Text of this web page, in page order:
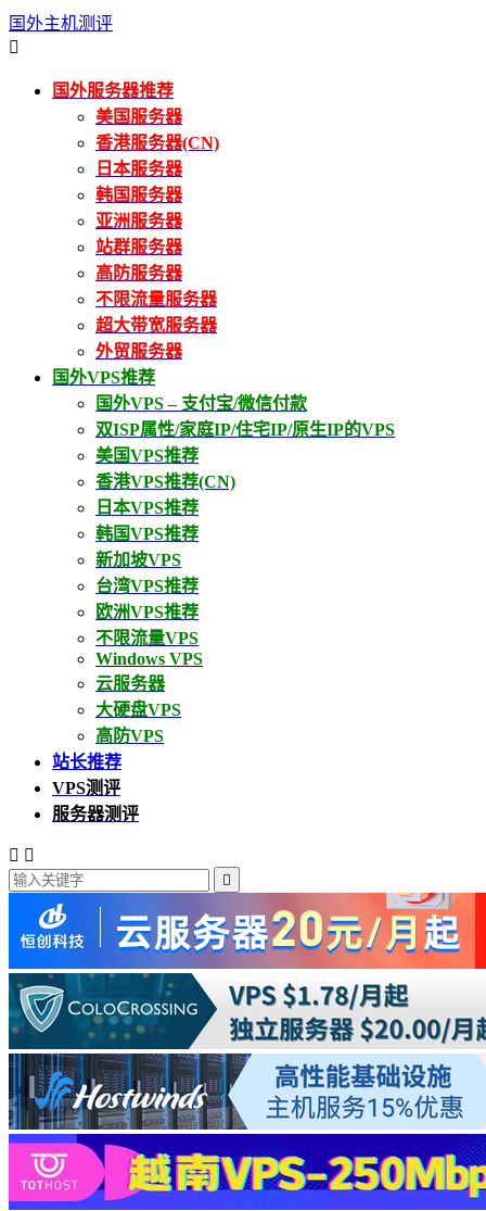
国外主机测评

国外服务器推荐
美国服务器
香港服务器(CN)
日本服务器
韩国服务器
亚洲服务器
站群服务器
高防服务器
不限流量服务器
超大带宽服务器
外贸服务器
国外VPS推荐
国外VPS – 支付宝/微信付款
双ISP属性/家庭IP/住宅IP/原生IP的VPS
美国VPS推荐
香港VPS推荐(CN)
日本VPS推荐
韩国VPS推荐
新加坡VPS
台湾VPS推荐
欧洲VPS推荐
不限流量VPS
Windows VPS
云服务器
大硬盘VPS
高防VPS
站长推荐
VPS测评
服务器测评
 
